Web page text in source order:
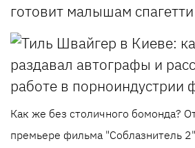
готовит малышам
Как же без столичного бомонда?
премьере фильма "Соблазнитель